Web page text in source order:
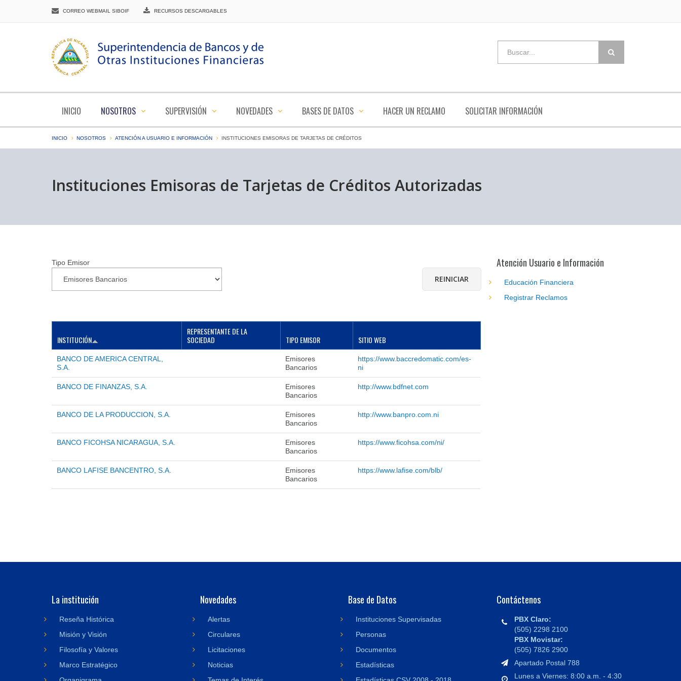
CORREO WEBMAIL SIBOIF RECURSOS DESCARGABLES
INICIO NOSOTROS SUPERVISIÓN NOVEDADES BASES DE DATOS HACER UN RECLAMO SOLICITAR INFORMACIÓN
INICIO NOSOTROS ATENCIÓN A USUARIO E INFORMACIÓN INSTITUCIONES EMISORAS DE TARJETAS DE CRÉDITOS
Instituciones Emisoras de Tarjetas de Créditos Autorizadas
Tipo Emisor
INSTITUCIÓN
REPRESENTANTE DE LA
SOCIEDAD
TIPO EMISOR SITIO WEB
BANCO DE AMERICA CENTRAL,
S.A.
Emisores
Bancarios
https://www.baccredomatic.com/es-
ni
BANCO DE FINANZAS, S.A.
Emisores
Bancarios
http://www.bdfnet.com
BANCO DE LA PRODUCCION, S.A.
Emisores
Bancarios
http://www.banpro.com.ni
BANCO FICOHSA NICARAGUA, S.A.
Emisores
Bancarios
https://www.ficohsa.com/ni/
BANCO LAFISE BANCENTRO, S.A.
Emisores
Bancarios
https://www.lafise.com/blb/
Atención Usuario e Información
Educación Financiera
Registrar Reclamos
La institución
Reseña Histórica
Misión y Visión
Filosofía y Valores
Marco Estratégico
Novedades
Alertas
Circulares
Licitaciones
Noticias
Base de Datos
Instituciones Supervisadas
Personas
Documentos
Estadísticas
Contáctenos
PBX Claro:
(505) 2298 2100
PBX Movistar:
(505) 7826 2900
Apartado Postal 788
Lunes a Viernes: 8:00 a.m. - 4:30